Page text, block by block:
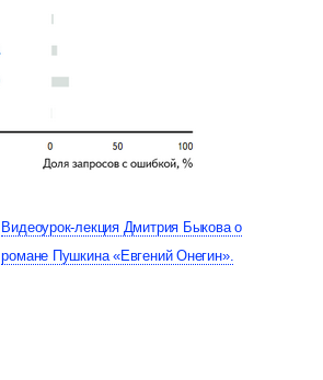
Видеоурок-лекция Дмитрия Быкова о
романе Пушкина «Евгений Онегин».